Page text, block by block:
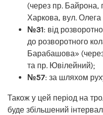
(через пр. Байрона,
Харкова, вул. Олега
№31: від
до розворотного
Барабашова»
та пр. Ювілейний);
№57: за шляхом
Також у цей період на
буде збільшений